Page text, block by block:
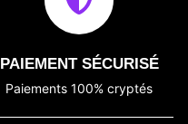
PAIEMENT SÉCURISÉ
Paiements 100% cryptés